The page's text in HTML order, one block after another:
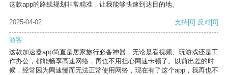
这款app的路线规划非常精准，让我能够快速到达目的地。
2025-04-02 支持[0] 反对[0]
游客
这款加速器app简直是居家旅行必备神器，无论是看视频、玩游戏还是工
作办公，都能畅享高速网络，再也不用担心网速卡顿了。以前出差的时
候，经常因为网速慢而无法正常使用网络，现在有了这个app，我再也不